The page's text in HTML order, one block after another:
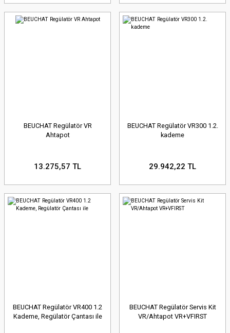
BEUCHAT Regülatör VR
Ahtapot
13.275,57 TL
BEUCHAT Regülatör VR300 1.2.
kademe
29.942,22 TL
BEUCHAT Regülatör VR400 1.2
Kademe, Regülatör Çantası ile
BEUCHAT Regülatör Servis Kit
VR/Ahtapot VR+VFIRST